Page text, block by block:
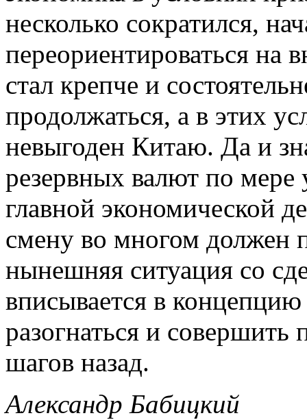
несколько сократился,
переориентироваться на
стал крепче и
продолжаться, а в этих
невыгоден Китаю. Да и
резервных валют по мере
главной экономической
смену во многом должен
нынешняя ситуация со
вписывается в
разогнаться и
шагов назад.
Александр Бабицкий